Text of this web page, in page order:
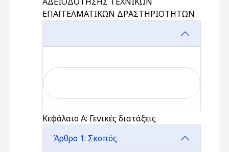
ΕΠΑΓΓΕΛΜΑΤΙΚΩΝ ΔΡΑΣΤΗΡΙΟΤΗΤΩΝ
Κεφάλαιο Α: Γενικές διατάξεις
Άρθρο 1: Σκοπός